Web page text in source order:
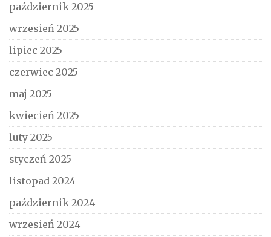
październik 2025
wrzesień 2025
lipiec 2025
czerwiec 2025
maj 2025
kwiecień 2025
luty 2025
styczeń 2025
listopad 2024
październik 2024
wrzesień 2024